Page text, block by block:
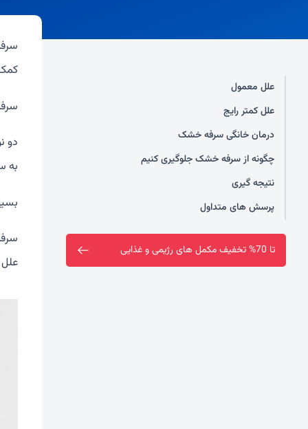
علل معمول
علل کمتر رایج
درمان خانگی سرفه خشک
چگونه از سرفه خشک جلوگیری کنیم
نتیجه گیری
پرسش های متداول
تا 70% تخفیف مکمل های رژیمی و غذایی
دو
به